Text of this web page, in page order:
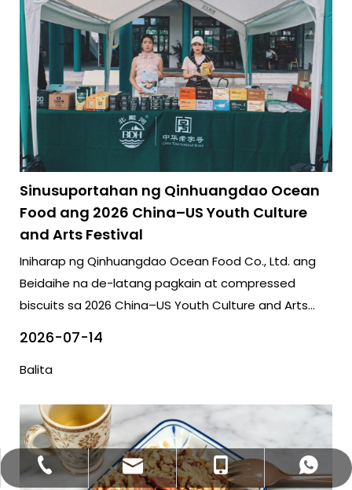
Sinusuportahan ng Qinhuangdao Ocean
Food ang 2026 China–US Youth Culture
and Arts Festival
Iniharap ng Qinhuangdao Ocean Food Co., Ltd. ang
Beidaihe na de-latang pagkain at compressed
biscuits sa 2026 China–US Youth Culture and Arts
2026-07-14
Balita
+86-335-3957085
bettyzhang@qhdhysp.com
+86- 13133515208
+86 13133515208